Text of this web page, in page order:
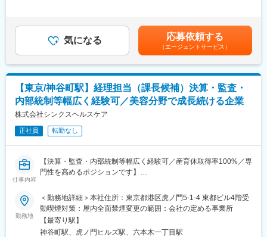
■評価について：
・前職の給与を参考に決定させていただきます。
・月間売上が評価指標となります。売上と連動して年収が決まる
ため、頑張りはしっかり評価されます。
※インセンティブ支給ではなく月給が上がるため、1か月ごとに収
入が大きくバラつくこともありません。
※1回の手術で50～200万円くらいの売上、1施設あたり2～3回の
手術を行い、複数施設で実施することで安定した売上につながり
ます。
・ご自宅からの直行直帰がメイン
※営業の活動報告はメールがメインで、営業スケジュールなどもご
変更の範囲：会社の定める業務
ナリスト・個人株主との面談・問い合わせ対応等
・IR・開示資料作成：決算説明会資料、株主通信、統合報告書な
・社内外コミュニケーション：経営陣、各部署、グループ会社と
の連携による情報収集と社内調整
■職務の魅力：
経営陣と日常的に議論しながら、IR戦略の立案から実行まで一貫
して担当できます。統合報告書など長期価値創造のメッセージを
形にする業務を通じ、財務・非財務の両面から企業価値向上に関
わることができます。医療インフラを支える事業ポートフォリオ
をどのように資本市場へ伝えるかを自ら設計できるため、社会的
意義とビジネス視点の両立を志向する方にとってやりがいの大き
資本市場の知見を活かせます。
■目指せるキャリア：
IR実務に加え、統合報告書やグループ横断の情報発信に携わるこ
させていただきます。賃金はあくまでも目安の金額であり、選考
を通じて上下する可能性があります。月給(月額)は固定手当を含め
た表記です。
気になる 応募依頼する
（エージェントサービス）
【東京/神谷町駅】経理担当（課長候補）決算・監査・
内部統制等幅広く経験可／美容分野で成長続ける企業
株式会社シンクスヘルスケア
正社員 転勤なし
仕事内容
【決算・監査・内部統制等幅広く経験可／産育休取得率100%／専
門性を高めるポジションです】
■業務概要：
組織強化のため、経理の中核を担ってくれる方を募集します。
日次・月次業務を中心に、決算業務や会計監査、内部統制など幅
広い経理業務に携わっていただきます。
勤務地
＜勤務地詳細＞本社住所：東京都港区虎ノ門5-1-4 東都ビル4階受
動喫煙対策：屋内全面禁煙変更の範囲：会社の定める事業所
【最寄り駅】
神谷町駅、虎ノ門ヒルズ駅、六本木一丁目駅